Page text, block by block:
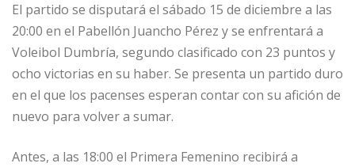
El partido se disputará el sábado 15 de diciembre a las
20:00 en el Pabellón Juancho Pérez y se enfrentará a
Voleibol Dumbría, segundo clasificado con 23 puntos y
ocho victorias en su haber. Se presenta un partido duro
en el que los pacenses esperan contar con su afición de
nuevo para volver a sumar.
Antes, a las 18:00 el Primera Femenino recibirá a